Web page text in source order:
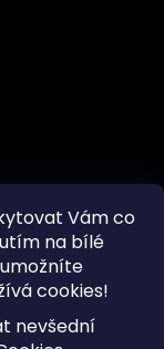
Vám co
na bílé
cookies!
nevšední